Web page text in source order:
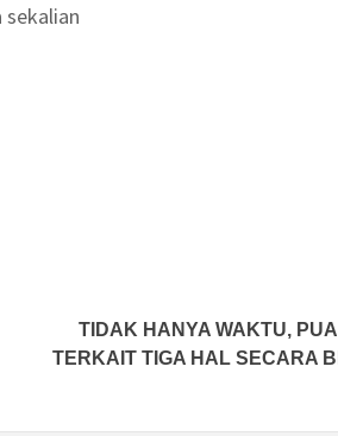
sekalian
TIDAK HANYA WAKTU,
TERKAIT TIGA HAL SECARA